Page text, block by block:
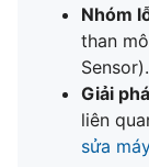
Nhóm
than
Sensor).
Giải
liên
sửa